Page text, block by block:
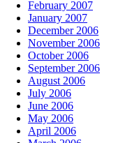
February 2007
January 2007
December 2006
November 2006
October 2006
September 2006
August 2006
July 2006
June 2006
May 2006
April 2006